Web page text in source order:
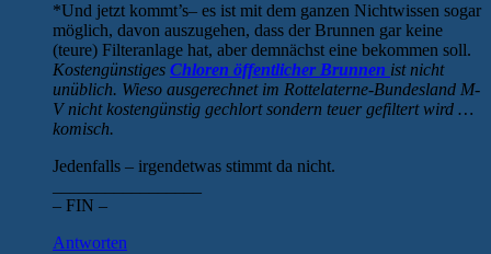
*Und jetzt kommt’s– es ist mit dem ganzen Nichtwissen sogar
möglich, davon auszugehen, dass der Brunnen gar keine
(teure) Filteranlage hat, aber demnächst eine bekommen soll.
Kostengünstiges Chloren öffentlicher Brunnen ist nicht
unüblich. Wieso ausgerechnet im Rottelaterne-Bundesland M-
V nicht kostengünstig gechlort sondern teuer gefiltert wird …
komisch.
Jedenfalls – irgendetwas stimmt da nicht.
– FIN –
Antworten